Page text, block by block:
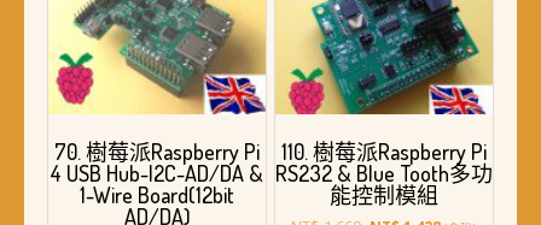
70. 樹莓派Raspberry Pi
4 USB Hub-I2C-AD/DA &
1-Wire Board(12bit
AD/DA)
110. 樹莓派Raspberry Pi
RS232 & Blue Tooth多功
能控制模組